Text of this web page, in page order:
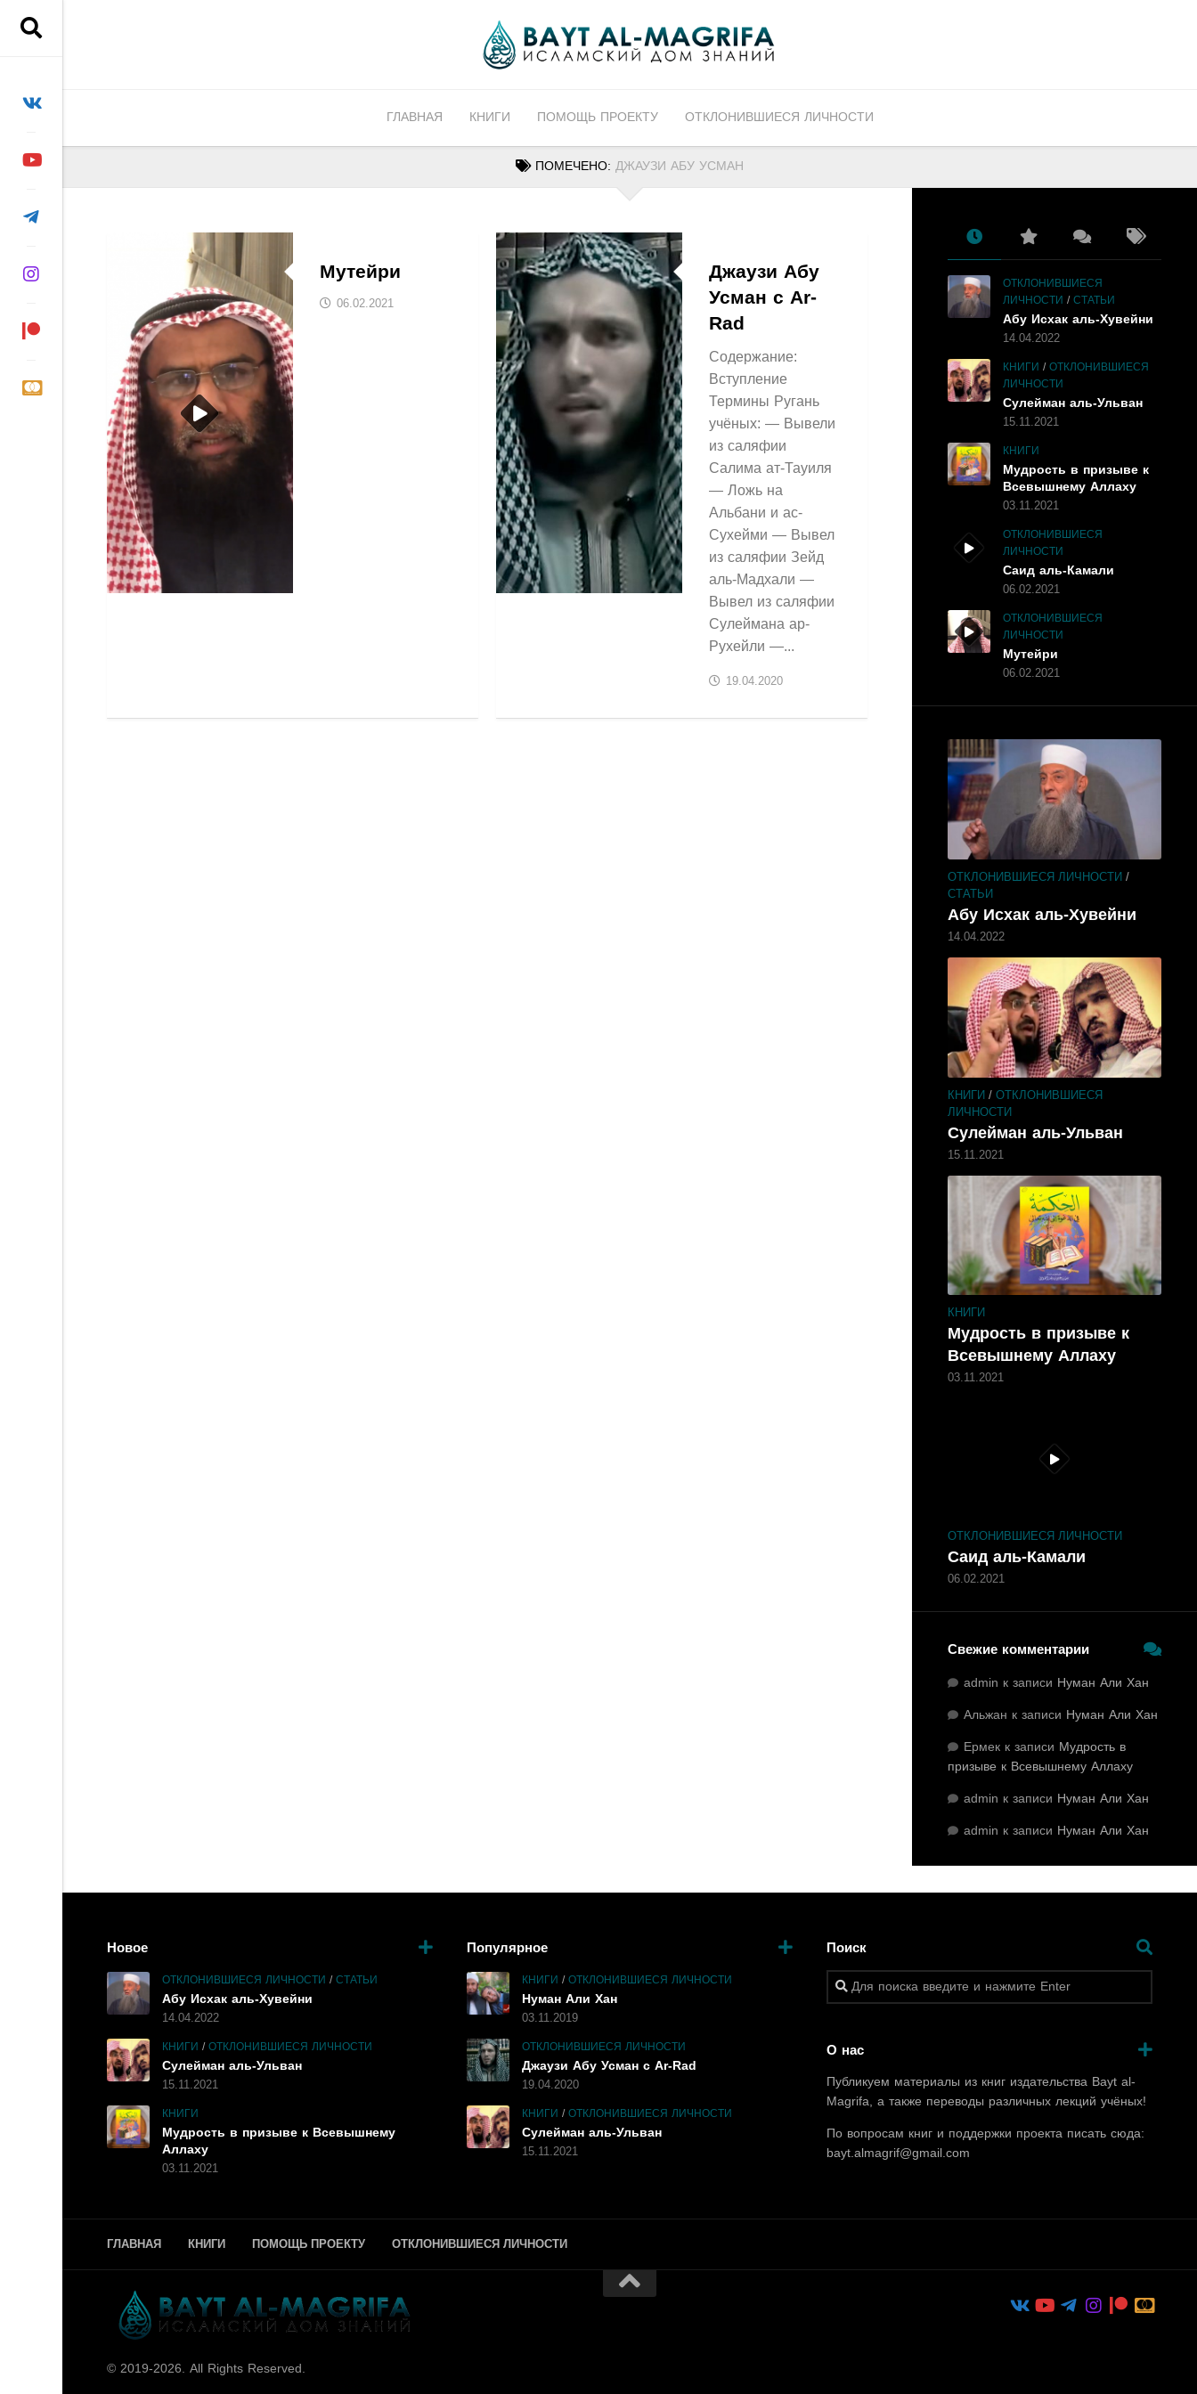
ГЛАВНАЯ КНИГИ ПОМОЩЬ ПРОЕКТУ ОТКЛОНИВШИЕСЯ ЛИЧНОСТИ
ПОМЕЧЕНО: ДЖАУЗИ АБУ УСМАН
Мутейри
06.02.2021
Джаузи Абу
Усман с Ar-
Rad
Содержание:
Вступление
Термины Ругань
учёных: — Вывели
из саляфии
Салима ат-Тауиля
— Ложь на
Альбани и ас-
Сухейми — Вывел
из саляфии Зейд
аль-Мадхали —
Вывел из саляфии
Сулеймана ар-
Рухейли —...
19.04.2020
ОТКЛОНИВШИЕСЯ
ЛИЧНОСТИ /СТАТЬИ
Абу Исхак аль-Хувейни
14.04.2022
КНИГИ /ОТКЛОНИВШИЕСЯ
ЛИЧНОСТИ
Сулейман аль-Ульван
15.11.2021
КНИГИ
Мудрость в призыве к
Всевышнему Аллаху
03.11.2021
ОТКЛОНИВШИЕСЯ
ЛИЧНОСТИ
Саид аль-Камали
06.02.2021
ОТКЛОНИВШИЕСЯ
ЛИЧНОСТИ
Мутейри
06.02.2021
ОТКЛОНИВШИЕСЯ ЛИЧНОСТИ/
СТАТЬИ
Абу Исхак аль-Хувейни
14.04.2022
КНИГИ/ОТКЛОНИВШИЕСЯ
ЛИЧНОСТИ
Сулейман аль-Ульван
15.11.2021
КНИГИ
Мудрость в призыве к
Всевышнему Аллаху
03.11.2021
ОТКЛОНИВШИЕСЯ ЛИЧНОСТИ
Саид аль-Камали
06.02.2021
Свежие комментарии
admin к записи Нуман Али Хан
Альжан к записи Нуман Али Хан
Ермек к записи Мудрость в
призыве к Всевышнему Аллаху
admin к записи Нуман Али Хан
admin к записи Нуман Али Хан
Новое
ОТКЛОНИВШИЕСЯ ЛИЧНОСТИ /СТАТЬИ
Абу Исхак аль-Хувейни
14.04.2022
КНИГИ /ОТКЛОНИВШИЕСЯ ЛИЧНОСТИ
Сулейман аль-Ульван
15.11.2021
КНИГИ
Мудрость в призыве к Всевышнему
Аллаху
03.11.2021
Популярное
КНИГИ /ОТКЛОНИВШИЕСЯ ЛИЧНОСТИ
Нуман Али Хан
03.11.2019
ОТКЛОНИВШИЕСЯ ЛИЧНОСТИ
Джаузи Абу Усман с Ar-Rad
19.04.2020
КНИГИ /ОТКЛОНИВШИЕСЯ ЛИЧНОСТИ
Сулейман аль-Ульван
15.11.2021
Поиск
О нас
Публикуем материалы из книг издательства Bayt al-
Magrifa, а также переводы различных лекций учёных!
По вопросам книг и поддержки проекта писать сюда:
bayt.almagrif@gmail.com
ГЛАВНАЯ КНИГИ ПОМОЩЬ ПРОЕКТУ ОТКЛОНИВШИЕСЯ ЛИЧНОСТИ
© 2019-2026. All Rights Reserved.